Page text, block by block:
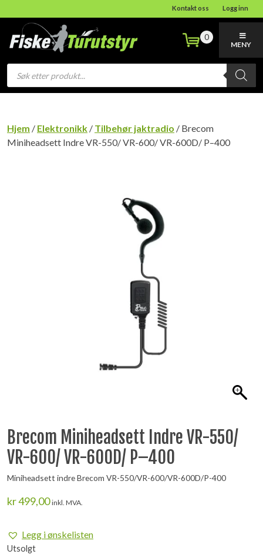
Kontakt oss Logg inn
Products
search
0
MENY
Hjem / Elektronikk / Tilbehør jaktradio / Brecom
Miniheadsett Indre VR-550/ VR-600/ VR-600D/ P–400
Brecom Miniheadsett Indre VR-550/
VR-600/ VR-600D/ P–400
Miniheadsett indre Brecom VR-550/VR-600/VR-600D/P-400
kr499,00 inkl. MVA.
Legg i ønskelisten
Utsolgt